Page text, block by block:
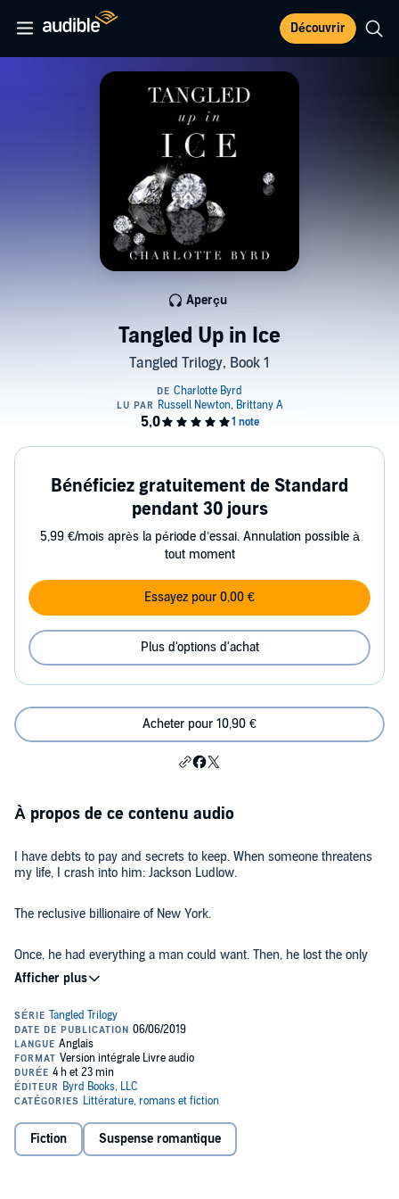
Découvrir
Tangled Up in Ice
Tangled Trilogy, Book 1
Aperçu
Bénéficiez gratuitement de Standard
pendant 30 jours
5,99 €/mois après la période d’essai. Annulation possible à
tout moment
Essayez pour 0,00 €
Plus d'options d'achat
Acheter pour 10,90 €
À propos de ce contenu audio
I have debts to pay and secrets to keep. When someone threatens
my life, I crash into him: Jackson Ludlow.
The reclusive billionaire of New York.
Once, he had everything a man could want. Then, he lost the only
thing that he ever loved.
So, he spent four years holed up in his mansion doing the only thing
he knew how to do: make money.
We are all wrong for each other. He’s cold, uninterested, and
demanding.
I’m impatient and inexperienced.
Fiction Suspense romantique